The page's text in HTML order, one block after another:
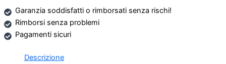
Garanzia soddisfatti o rimborsati senza rischi!
Rimborsi senza problemi
Pagamenti sicuri
Descrizione